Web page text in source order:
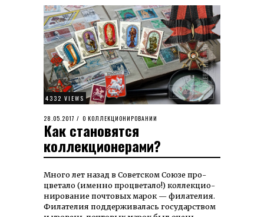
4332 VIEWS
POSTED
ON
28.05.2017 06.02.2022
О КОЛЛЕКЦИОНИРОВАНИИ
Как становятся
коллекционерами?
Много лет назад в Советском Союзе про­
цветало (именно про­цветало!) кол­лекцио­
ниро­вание почтовых марок — филателия.
Фила­телия под­держивалась госу­дарством